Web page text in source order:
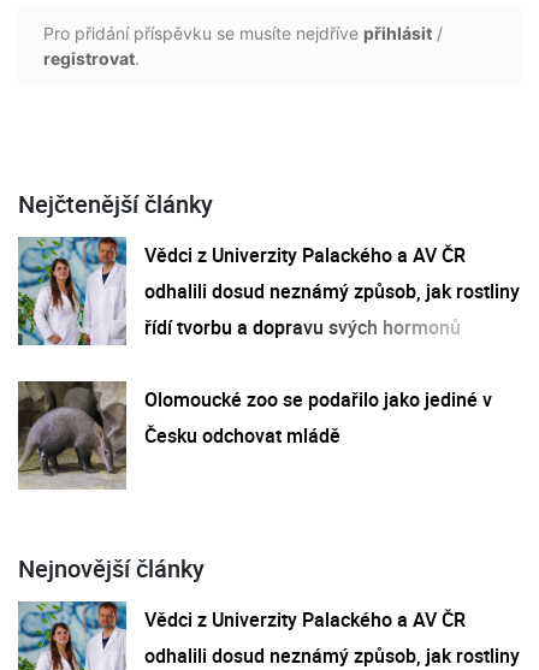
Pro přidání příspěvku se musíte nejdříve přihlásit /
registrovat.
Nejčtenější články
Vědci z Univerzity Palackého a AV ČR
odhalili dosud neznámý způsob, jak rostliny
řídí tvorbu a dopravu svých hormonů
Olomoucké zoo se podařilo jako jediné v
Česku odchovat mládě
Nejnovější články
Vědci z Univerzity Palackého a AV ČR
odhalili dosud neznámý způsob, jak rostliny